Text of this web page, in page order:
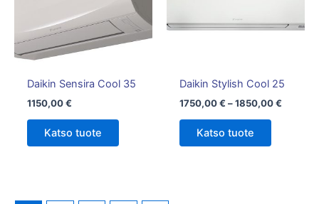
Daikin Sensira Cool 35
1150,00€
Katso tuote
Daikin Stylish Cool 25
1750,00€ – 1850,00€
Katso tuote
Voit
sivulla.